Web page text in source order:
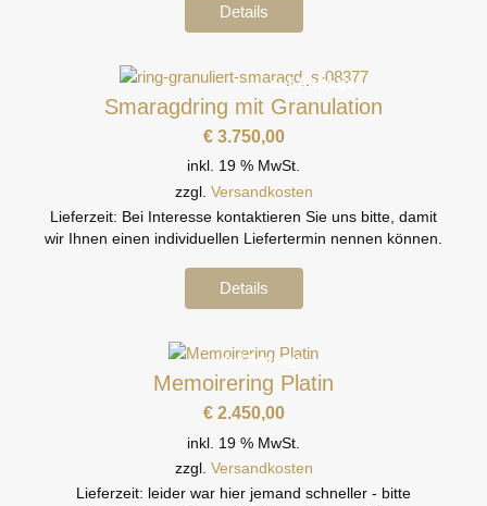
Details
auf Anfrage
Smaragdring mit Granulation
€3.750,00
inkl. 19 % MwSt.
zzgl. Versandkosten
Lieferzeit: Bei Interesse kontaktieren Sie uns bitte, damit
wir Ihnen einen individuellen Liefertermin nennen können.
Details
auf Anfrage
Memoirering Platin
€2.450,00
inkl. 19 % MwSt.
zzgl. Versandkosten
Lieferzeit: leider war hier jemand schneller - bitte